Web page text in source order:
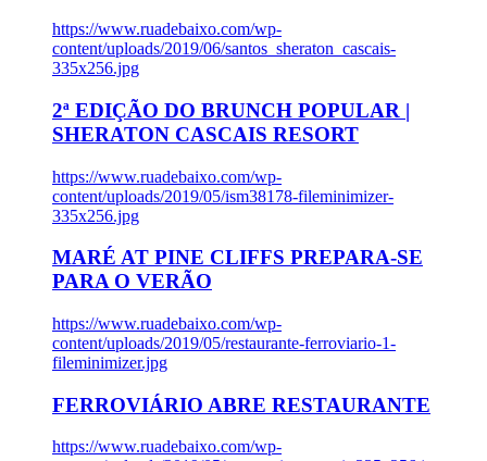
https://www.ruadebaixo.com/wp-
content/uploads/2019/06/santos_sheraton_cascais-
335x256.jpg
2ª EDIÇÃO DO BRUNCH POPULAR |
SHERATON CASCAIS RESORT
https://www.ruadebaixo.com/wp-
content/uploads/2019/05/ism38178-fileminimizer-
335x256.jpg
MARÉ AT PINE CLIFFS PREPARA-SE
PARA O VERÃO
https://www.ruadebaixo.com/wp-
content/uploads/2019/05/restaurante-ferroviario-1-
fileminimizer.jpg
FERROVIÁRIO ABRE RESTAURANTE
https://www.ruadebaixo.com/wp-